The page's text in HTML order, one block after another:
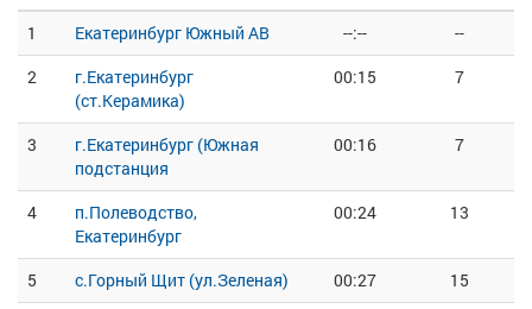
1
Екатеринбург Южный АВ --:--
--
2
г.Екатеринбург
(ст.Керамика)
00:15 7
3
г.Екатеринбург (Южная
подстанция
00:16 7
4
п.Полеводство,
Екатеринбург
00:24 13
5 с.Горный Щит (ул.Зеленая) 00:27
15